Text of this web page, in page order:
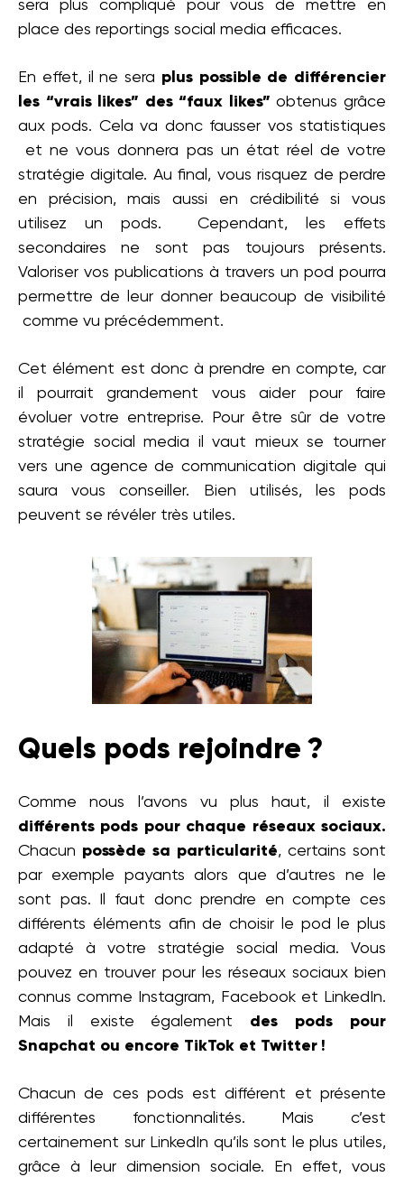
sera plus compliqué pour vous de mettre en
place des reportings social media efficaces.
En effet, il ne sera plus possible de différencier
les “vrais likes” des “faux likes”obtenus grâce
aux pods. Cela va donc fausser vos statistiques
et ne vous donnera pas un état réel de votre
stratégie digitale. Au final, vous risquez de perdre
en précision, mais aussi en crédibilité si vous
utilisez un pods. Cependant, les effets
secondaires ne sont pas toujours présents.
Valoriser vos publications à travers un pod pourra
permettre de leur donner beaucoup de visibilité
comme vu précédemment.
Cet élément est donc à prendre en compte, car
il pourrait grandement vous aider pour faire
évoluer votre entreprise. Pour être sûr de votre
stratégie social media il vaut mieux se tourner
vers une agence de communication digitale qui
saura vous conseiller. Bien utilisés, les pods
peuvent se révéler très utiles.
Quels pods rejoindre ?
Comme nous l’avons vu plus haut, il existe
différents pods pour chaque réseaux sociaux.
Chacun possède sa particularité, certains sont
par exemple payants alors que d’autres ne le
sont pas. Il faut donc prendre en compte ces
différents éléments afin de choisir le pod le plus
adapté à votre stratégie social media. Vous
pouvez en trouver pour les réseaux sociaux bien
connus comme Instagram, Facebook et LinkedIn.
Mais il existe également des pods pour
Snapchat ou encore TikTok et Twitter !
Chacun de ces pods est différent et présente
différentes fonctionnalités. Mais c’est
certainement sur LinkedIn qu’ils sont le plus utiles,
grâce à leur dimension sociale. En effet, vous